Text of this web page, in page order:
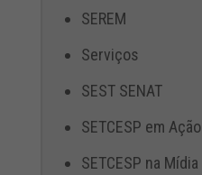
SEREM
Serviços
SEST SENAT
SETCESP em Ação
SETCESP na Mídia